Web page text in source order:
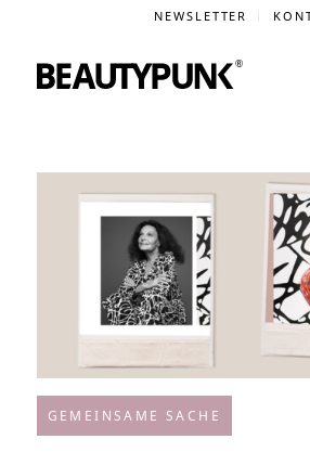
NEWSLETTER
GEMEINSAME SACHE